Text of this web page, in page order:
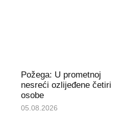
Požega: U prometnoj
nesreći ozlijeđene četiri
osobe
05.08.2026